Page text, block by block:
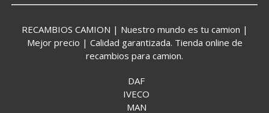
RECAMBIOS CAMION | Nuestro mundo es tu camion |
Mejor precio | Calidad garantizada. Tienda online de
recambios para camion.
DAF
IVECO
MAN